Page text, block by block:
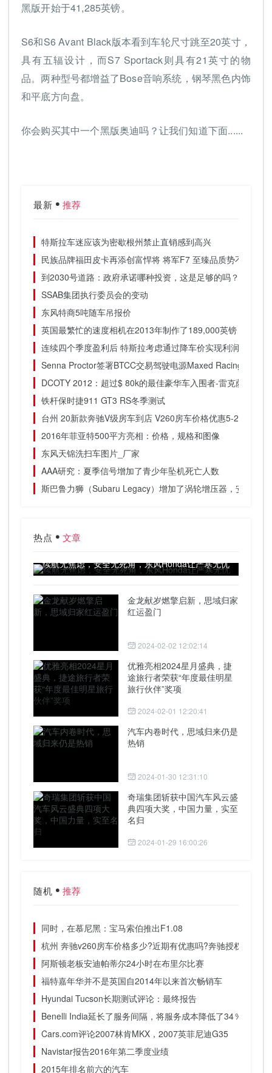
黑版开始于41,285英镑。
S6和S6 Avant Black版本看到车轮尺寸跳至20英寸，
具有五辐设计，而S7 Sportack则具有21英寸的物
品。两种型号都增益了Bose音响系统，钢琴黑色内饰
和平底方向盘。
你会购买其中一个黑版奥迪吗？让我们知道下面......
最新 推荐
特斯拉车迷应该为密歇根州禁止直销感到高兴
民族品牌福田皮卡再添创富悍将 将军F7 至臻品质势不可挡
到2030号道路：政府承诺哪种投资，这是足够的吗？
SSAB集团执行委员会的变动
东风特商5吨随车吊报价
英国最繁忙的速度相机在2013年制作了189,000英镑
连续四个季度盈利后 特斯拉考虑通过降车价实现利润进一步
Senna Proctor签署BTCC交易驾驶电源Maxed Racing
DCOTY 2012：超过$ 80k的最佳豪华车入围者-雷克萨斯
铁杆保时捷911 GT3 RS冬季测试
台州 20新款奔驰V级房车到店 V260房车价格优惠5-20万 报
2016年菲亚特500平方亮相：价格，规格和图像
东风天锦洗扫车图片_厂家
AAA研究：夏季信号增加了青少年坠机死亡人数
斯巴鲁力狮（Subaru Legacy）增加了涡轮增压器，安全钳
热点 文章
续航无焦虑，安全无死角，东风Honda让严寒无忧
金龙献岁燃擎启新，思域归家
红运盈门
2024-02-02 12:02:14
优雅亮相2024星月盛典，捷
途旅行者荣获“年度最佳明星
旅行伙伴”奖项
2024-02-01 12:20:41
汽车内卷时代，思域归来仍是
热销
2024-01-30 12:31:10
奇瑞集团斩获中国汽车风云盛
典四项大奖，中国力量，实至
名归
2024-01-29 16:00:26
随机 推荐
同时，在慕尼黑：宝马索伯推出F1.08
杭州 奔驰v260房车价格多少?近期有优惠吗?奔驰授权改装厂
阿斯顿老板安迪帕蒂尔24小时在布里尔比赛
福特嘉年华并不是英国自2014年以来首次畅销车
Hyundai Tucson长期测试评论：最终报告
Benelli India延长了服务间隔，将服务成本降低了34％
Cars.com评论2007林肯MKX，2007英菲尼迪G35
Navistar报告2016年第二季度业绩
2015年排名前六的汽车